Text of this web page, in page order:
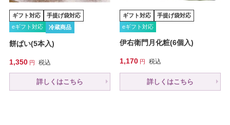
ギフト対応
手提げ袋対応
eギフト対応
冷蔵商品
餅ぱい(5本入)
1,350 税込
詳しくはこちら
ギフト対応
手提げ袋対応
eギフト対応
伊右衛門月化粧(6個入)
1,170 税込
詳しくはこちら